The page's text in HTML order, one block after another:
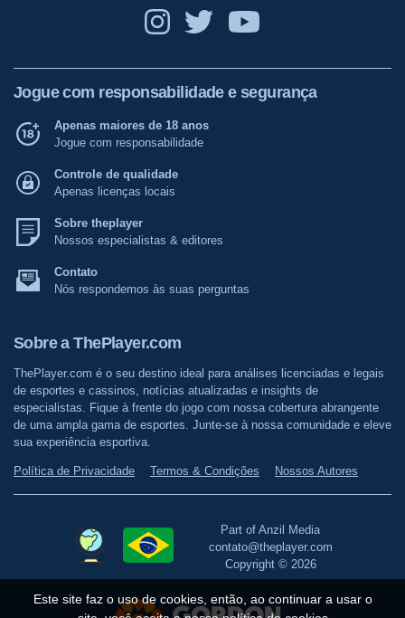
Jogue com responsabilidade e segurança
Apenas maiores de 18 anos
Jogue com responsabilidade
Controle de qualidade
Apenas licenças locais
Sobre theplayer
Nossos especialistas & editores
Contato
Nós respondemos às suas perguntas
Sobre a ThePlayer.com
ThePlayer.com é o seu destino ideal para análises licenciadas e legais
de esportes e cassinos, notícias atualizadas e insights de
especialistas. Fique à frente do jogo com nossa cobertura abrangente
de uma ampla gama de esportes. Junte-se à nossa comunidade e eleve
sua experiência esportiva.
Política de Privacidade Termos & Condições Nossos Autores
Part of Anzil Media
contato@theplayer.com
Copyright © 2026
Este site faz o uso de cookies, então, ao continuar a usar o